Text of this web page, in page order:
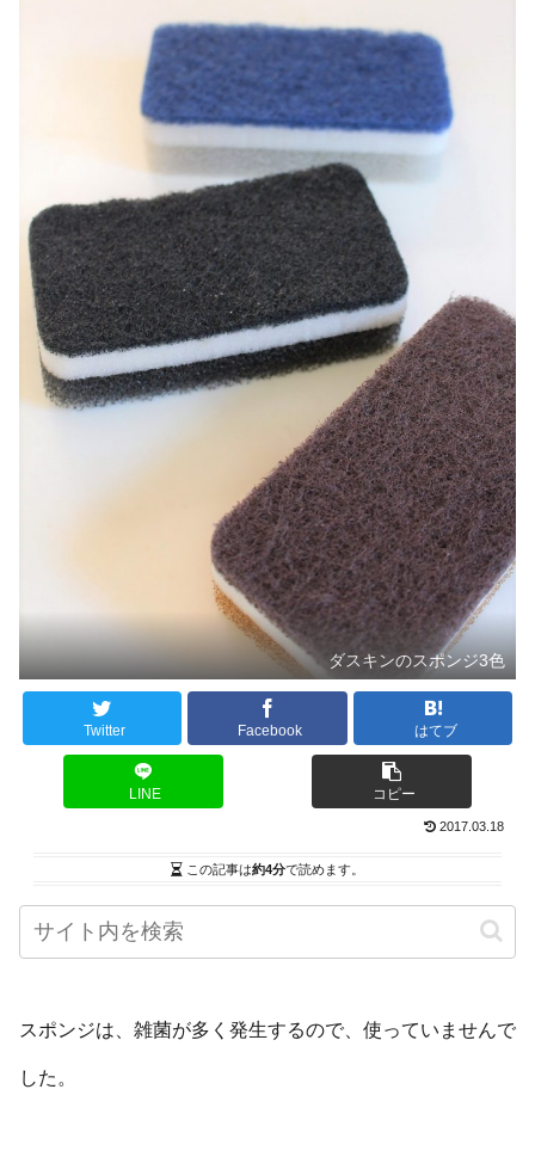
ダスキンのスポンジ3色
Twitter Facebook はてブ
LINE コピー
2017.03.18
この記事は約4分で読めます。
スポンジは、雑菌が多く発生するので、使っていませんで
した。